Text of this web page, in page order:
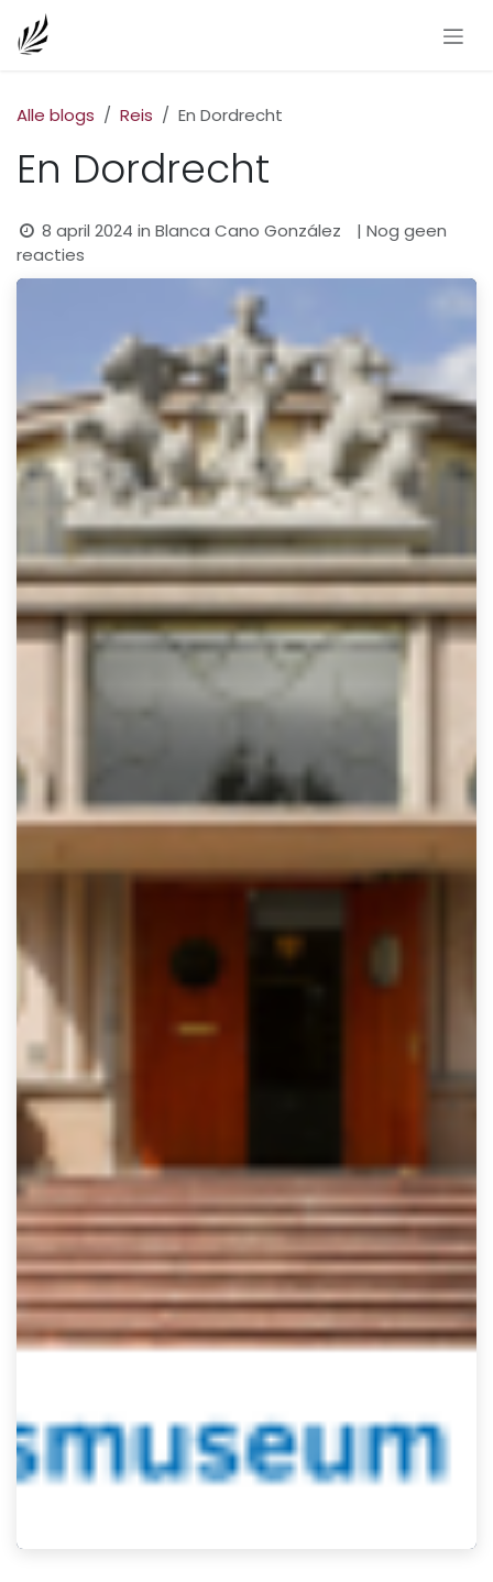
Overslaan naar inhoud
Alle blogs Reis En Dordrecht
En Dordrecht
8 april 2024 inBlanca Cano González
| Nog geen
reacties